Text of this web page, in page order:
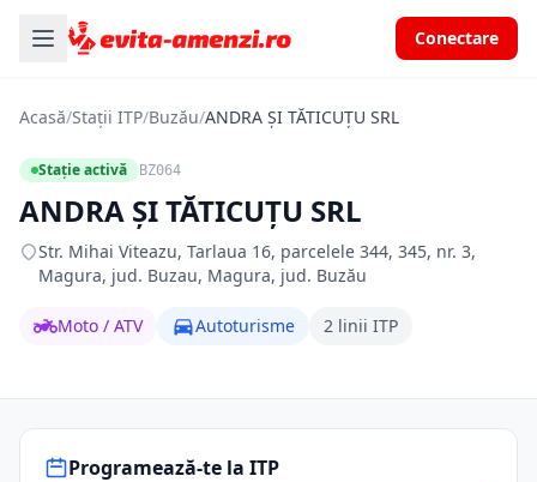
Conectare
Acasă/Stații ITP/Buzău/ANDRA ŞI TĂTICUŢU SRL
Stație activă BZ064
ANDRA ŞI TĂTICUŢU SRL
Str. Mihai Viteazu, Tarlaua 16, parcelele 344, 345, nr. 3,
Magura, jud. Buzau, Magura, jud. Buzău
Moto / ATV Autoturisme 2 linii ITP
Programează-te la ITP